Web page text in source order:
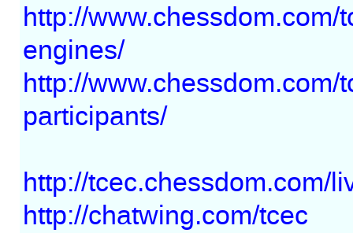
http://
engines/
http://
participants/
http://tcec.chessdom.com/
http://chatwing.com/tcec